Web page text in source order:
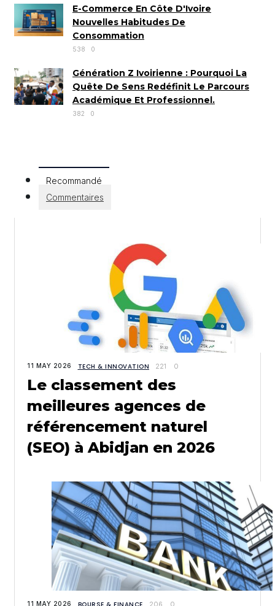
E-Commerce En Côte D'Ivoire
Nouvelles Habitudes De
Consommation
538 0
Génération Z Ivoirienne : Pourquoi La
Quête De Sens Redéfinit Le Parcours
Académique Et Professionnel.
382 0
Recommandé
Commentaires
11 MAY 2026 TECH & INNOVATION 221 0
Le classement des
meilleures agences de
référencement naturel
(SEO) à Abidjan en 2026
11 MAY 2026 206 0